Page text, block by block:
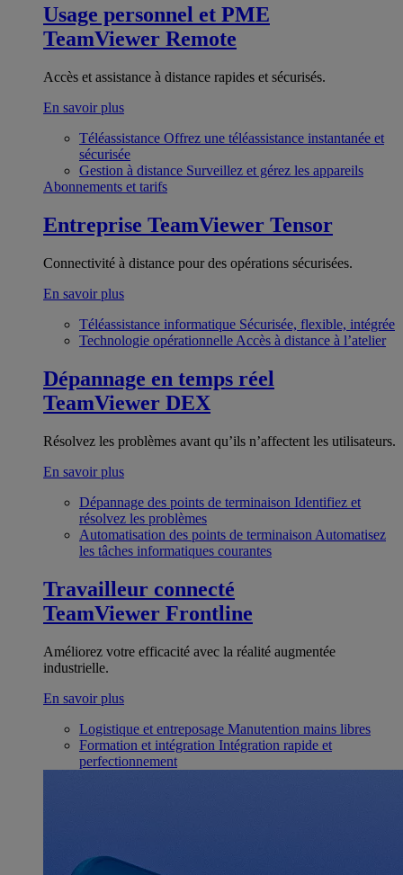
Usage personnel et PME
TeamViewer Remote
Accès et assistance à distance rapides et sécurisés.
En savoir plus
Téléassistance Offrez une téléassistance instantanée et
sécurisée
Gestion à distance Surveillez et gérez les appareils
Abonnements et tarifs
Entreprise TeamViewer Tensor
Connectivité à distance pour des opérations sécurisées.
En savoir plus
Téléassistance informatique Sécurisée, flexible, intégrée
Technologie opérationnelle Accès à distance à l’atelier
Dépannage en temps réel
TeamViewer DEX
Résolvez les problèmes avant qu’ils n’affectent les utilisateurs.
En savoir plus
Dépannage des points de terminaison Identifiez et
résolvez les problèmes
Automatisation des points de terminaison Automatisez
les tâches informatiques courantes
Travailleur connecté
TeamViewer Frontline
Améliorez votre efficacité avec la réalité augmentée
industrielle.
En savoir plus
Logistique et entreposage Manutention mains libres
Formation et intégration Intégration rapide et
perfectionnement